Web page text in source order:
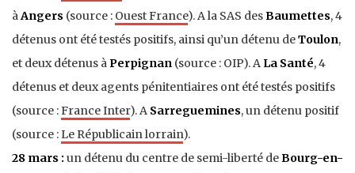
à Angers (source : Ouest France). A la SAS desBaumettes, 4
détenus ont été testés positifs, ainsi qu’un détenu deToulon,
et deux détenus à Perpignan (source : OIP). A La Santé, 4
détenus et deux agents pénitentiaires ont été testés positifs
(source :France Inter). A Sarreguemines, un détenu positif
(source : Le Républicain lorrain).
28 mars : un détenu du centre de semi-liberté deBourg-en-